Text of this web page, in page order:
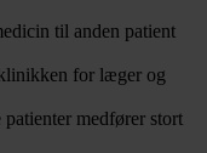
til anden patient
for læger og
medfører stort